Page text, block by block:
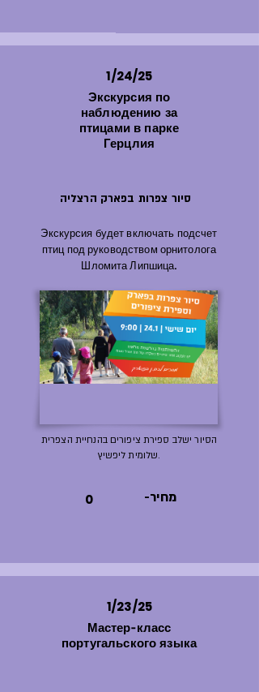
1/24/25
Экскурсия по
наблюдению за
птицами в парке
Герцлия
סיור צפרות בפארק הרצליה
Экскурсия будет включать подсчет
птиц под руководством орнитолога
Шломита Липшица.
הסיור ישלב ספירת ציפורים בהנחיית הצפרית
שלומית ליפשיץ.
0 -מחיר
1/23/25
Мастер-класс
португальского языка